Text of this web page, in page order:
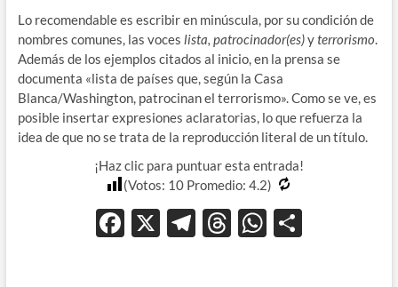
Lo recomendable es escribir en minúscula, por su condición de
nombres comunes, las voces lista, patrocinador(es)yterrorismo.
Además de los ejemplos citados al inicio, en la prensa se
documenta «lista de países que, según la Casa
Blanca/Washington, patrocinan el terrorismo». Como se ve, es
posible insertar expresiones aclaratorias, lo que refuerza la
idea de que no se trata de la reproducción literal de un título.
¡Haz clic para puntuar esta entrada!
(Votos: 10 Promedio:4.2)
F X T T W